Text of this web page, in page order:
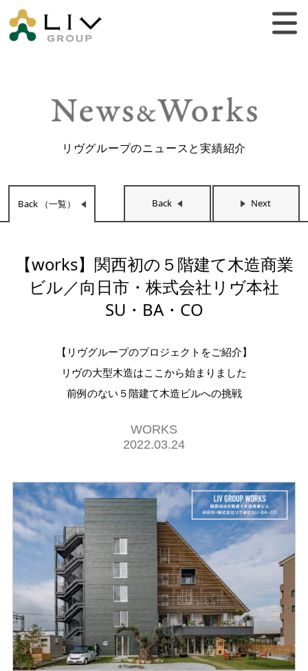
リヴグループのニュースと実績紹介
Back （一覧） Back Next
【works】関西初の５階建て木造商業
ビル／向日市・株式会社リヴ本社
SU・BA・CO
【リヴグループのプロジェクトをご紹介】
リヴの大型木造はここから始まりました
前例のない５階建て木造ビルへの挑戦
WORKS
2022.03.24